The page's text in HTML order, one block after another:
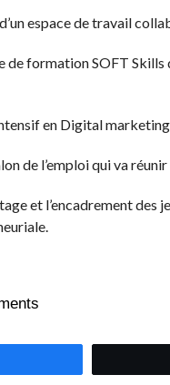
espace de travail
de formation SOFT Skills
en Digital marketing
de l’emploi qui va
et l’encadrement des